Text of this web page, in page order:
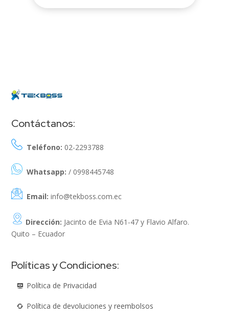
Contáctanos:
Teléfono: 02-2293788
Whatsapp: / 0998445748
Email: info@tekboss.com.ec
Dirección: Jacinto de Evia N61-47 y Flavio Alfaro.
Quito – Ecuador
Políticas y Condiciones:
Política de Privacidad
Política de devoluciones y reembolsos